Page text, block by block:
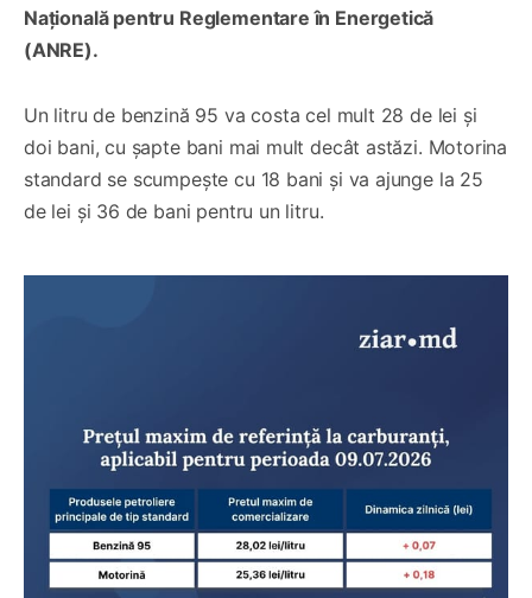
Națională pentru Reglementare în Energetică
(ANRE).
Un litru de benzină 95 va costa cel mult 28 de lei și
doi bani, cu șapte bani mai mult decât astăzi. Motorina
standard se scumpește cu 18 bani și va ajunge la 25
de lei și 36 de bani pentru un litru.